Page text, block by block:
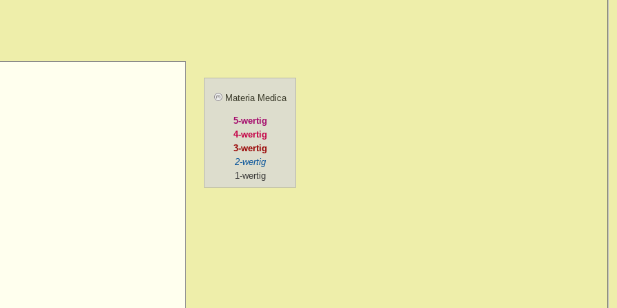
forenoon
Materia Medica
5-wertig
4-wertig
3-wertig
2-wertig
1-wertig